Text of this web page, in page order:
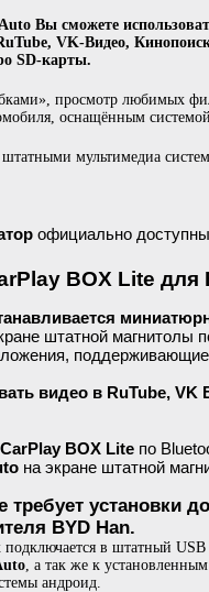
Вы сможете
VK-Видео,
SD-карты.
просмотр любимых
оснащённым
мультимедиа
официально
BOX Lite для
штатной магнитолы
видео в RuTube, VK
BOX Lite по
на экране штатной
требует установки
BYD Han.
в штатный USB
, а так же к
андроид.